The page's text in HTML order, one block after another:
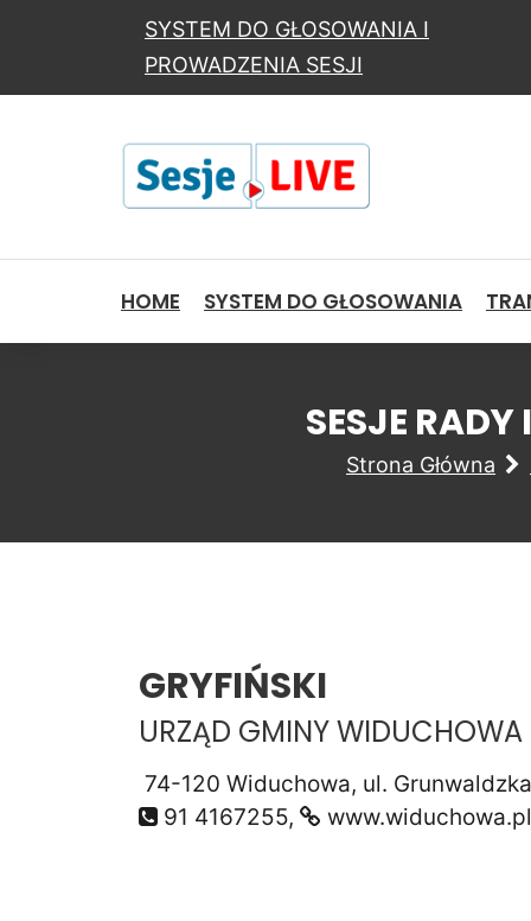
SYSTEM DO GŁOSOWANIA I
PROWADZENIA SESJI
HOME SYSTEM DO GŁOSOWANIA
SESJE
Strona Główna
GRYFIŃSKI
URZĄD GMINY WIDUCHOWA
74-120 Widuchowa, ul.
91 4167255,
www.widuchowa.pl